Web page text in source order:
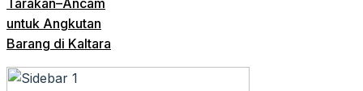
untuk Angkutan
Barang di Kaltara